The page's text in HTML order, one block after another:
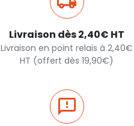
Livraison dès 2,40€ HT
Livraison en point relais à 2,40€
HT (offert dès 19,90€)